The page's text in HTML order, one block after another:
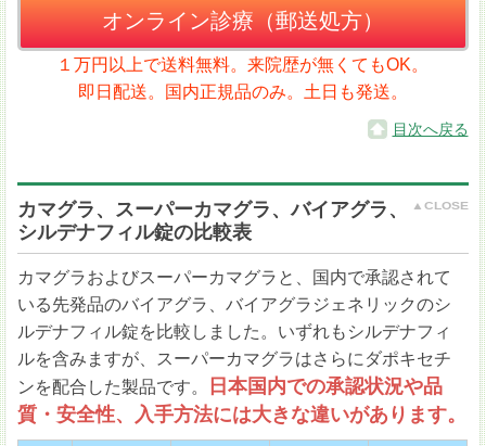
オンライン診療（郵送処方）
１万円以上で送料無料。来院歴が無くてもOK。
即日配送。国内正規品のみ。土日も発送。
目次へ戻る
カマグラ、スーパーカマグラ、バイアグラ、
シルデナフィル錠の比較表
カマグラおよびスーパーカマグラと、国内で承認されて
いる先発品のバイアグラ、バイアグラジェネリックのシ
ルデナフィル錠を比較しました。いずれもシルデナフィ
ルを含みますが、スーパーカマグラはさらにダポキセチ
ンを配合した製品です。
日本国内での承認状況や品
質・安全性、入手方法には大きな違いがあります。